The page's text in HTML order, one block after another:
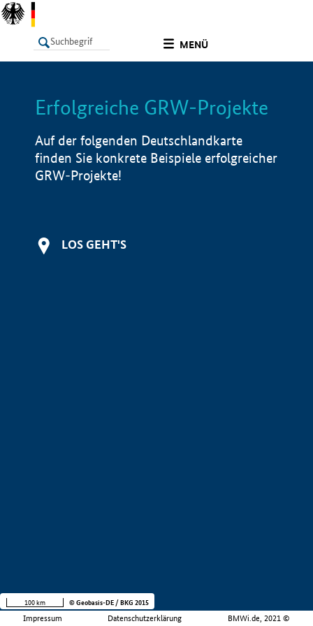
MENÜ
LISTE Info
Erfolgreiche GRW-Projekte
Auf der folgenden Deutschlandkarte
finden Sie konkrete Beispiele erfolgreicher
GRW-Projekte!
LOS GEHT'S
Impressum Datenschutzerklärung BMWi.de, 2021 ©
100 km © Geobasis-DE / BKG 2015